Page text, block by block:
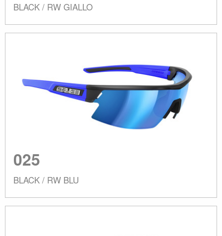
BLACK / RW GIALLO
025
BLACK / RW BLU